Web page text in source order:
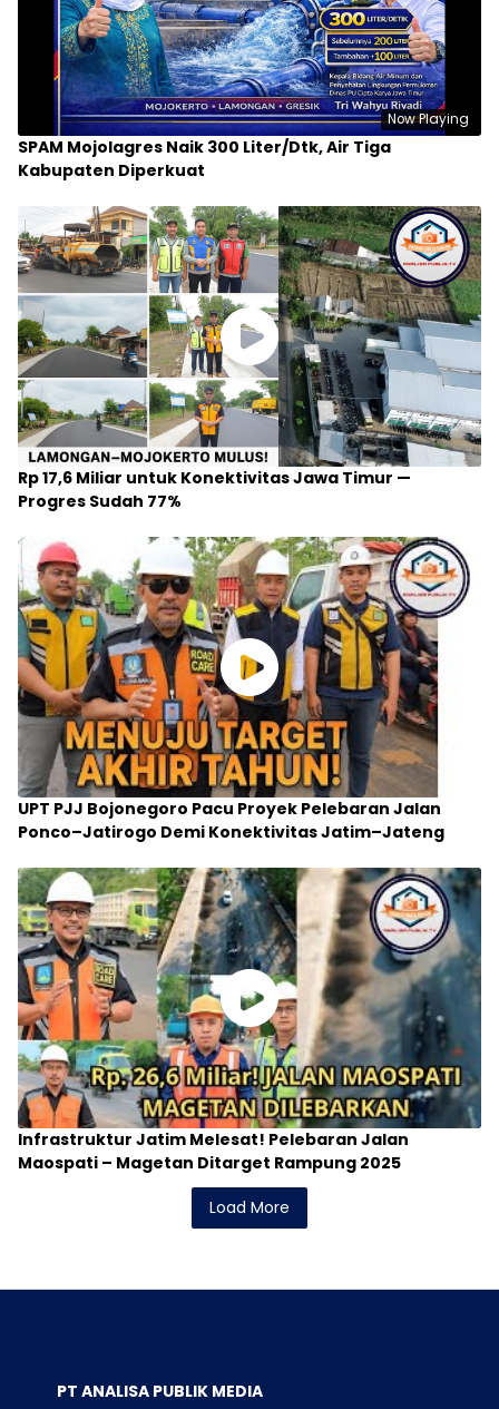
Now Playing
SPAM Mojolagres Naik 300 Liter/Dtk, Air Tiga
Kabupaten Diperkuat
Rp 17,6 Miliar untuk Konektivitas Jawa Timur —
Progres Sudah 77%
UPT PJJ Bojonegoro Pacu Proyek Pelebaran Jalan
Ponco–Jatirogo Demi Konektivitas Jatim–Jateng
Infrastruktur Jatim Melesat! Pelebaran Jalan
Maospati – Magetan Ditarget Rampung 2025
Load More
PT ANALISA PUBLIK MEDIA